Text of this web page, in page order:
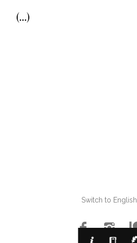
(...)
Switch to English